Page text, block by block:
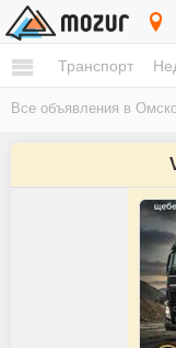
Транспорт
Все объявления в